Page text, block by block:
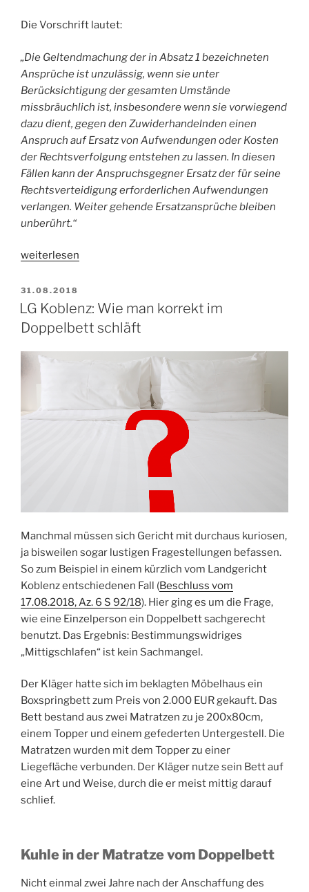
Die Vorschrift lautet:
„Die Geltendmachung der in Absatz 1 bezeichneten
Ansprüche ist unzulässig, wenn sie unter
Berücksichtigung der gesamten Umstände
missbräuchlich ist, insbesondere wenn sie vorwiegend
dazu dient, gegen den Zuwiderhandelnden einen
Anspruch auf Ersatz von Aufwendungen oder Kosten
der Rechtsverfolgung entstehen zu lassen. In diesen
Fällen kann der Anspruchsgegner Ersatz der für seine
Rechtsverteidigung erforderlichen Aufwendungen
verlangen. Weiter gehende Ersatzansprüche bleiben
unberührt.“
„„Deutsche
obsiegt
–
„Rechtsmissbrauch“
bleibt
zahnloser
Tiger“
weiterlesen
VERÖFFENTLICHT
AM
31.08.2018
LG Koblenz: Wie man korrekt im
Doppelbett schläft
Manchmal müssen sich Gericht mit durchaus kuriosen,
ja bisweilen sogar lustigen Fragestellungen befassen.
So zum Beispiel in einem kürzlich vom Landgericht
Koblenz entschiedenen Fall (Beschluss vom
17.08.2018, Az. 6 S 92/18). Hier ging es um die Frage,
wie eine Einzelperson ein Doppelbett sachgerecht
benutzt. Das Ergebnis: Bestimmungswidriges
„Mittigschlafen“ ist kein Sachmangel.
Der Kläger hatte sich im beklagten Möbelhaus ein
Boxspringbett zum Preis von 2.000 EUR gekauft. Das
Bett bestand aus zwei Matratzen zu je 200x80cm,
einem Topper und einem gefederten Untergestell. Die
Matratzen wurden mit dem Topper zu einer
Liegefläche verbunden. Der Kläger nutze sein Bett auf
eine Art und Weise, durch die er meist mittig darauf
schlief.
Kuhle in der Matratze vom Doppelbett
Nicht einmal zwei Jahre nach der Anschaffung des